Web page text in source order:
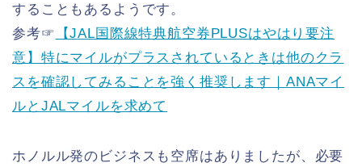
することもあるようです。
参考☞ 【JAL国際線特典航空券PLUSはやはり要注
意】特にマイルがプラスされているときは他のクラ
スを確認してみることを強く推奨します｜ANAマイ
ルとJALマイルを求めて
ホノルル発のビジネスも空席はありましたが、必要